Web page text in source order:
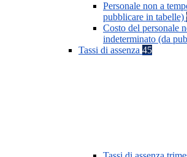
Personale non a
pubblicare in tabelle)
Costo del personale
indeterminato (da
Tassi di assenza 45